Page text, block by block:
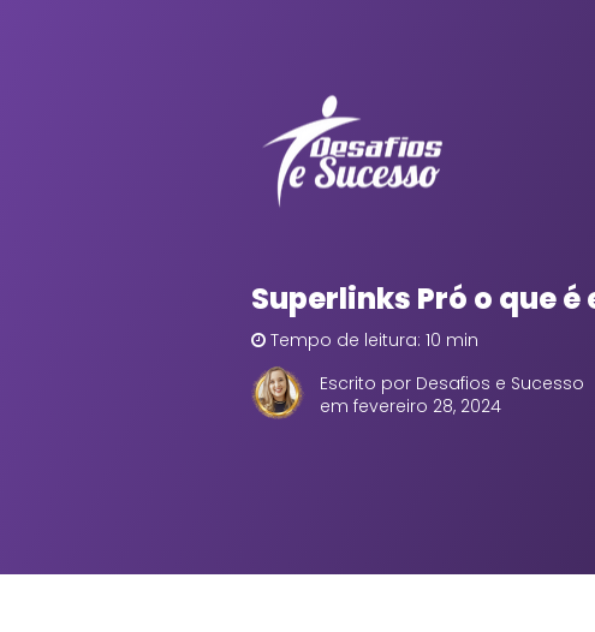
Superlinks Pró o que
Tempo de leitura: 10 min
Escrito por Desafios e Sucesso
em fevereiro 28, 2024